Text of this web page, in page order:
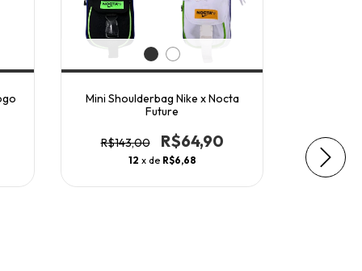
Mini Shoulderbag Nike x Nocta
Future
R$143,00 R$64,90
12 x de R$6,68